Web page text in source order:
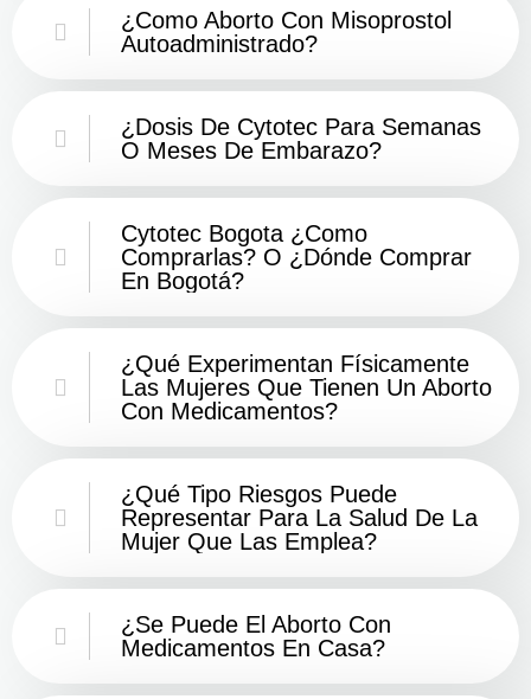
¿Como Aborto Con Misoprostol
Autoadministrado?
¿Dosis De Cytotec Para Semanas
O Meses De Embarazo?
Cytotec Bogota ¿Como
Comprarlas? O ¿Dónde Comprar
En Bogotá?
¿Qué Experimentan Físicamente
Las Mujeres Que Tienen Un Aborto
Con Medicamentos?
¿Qué Tipo Riesgos Puede
Representar Para La Salud De La
Mujer Que Las Emplea?
¿Se Puede El Aborto Con
Medicamentos En Casa?